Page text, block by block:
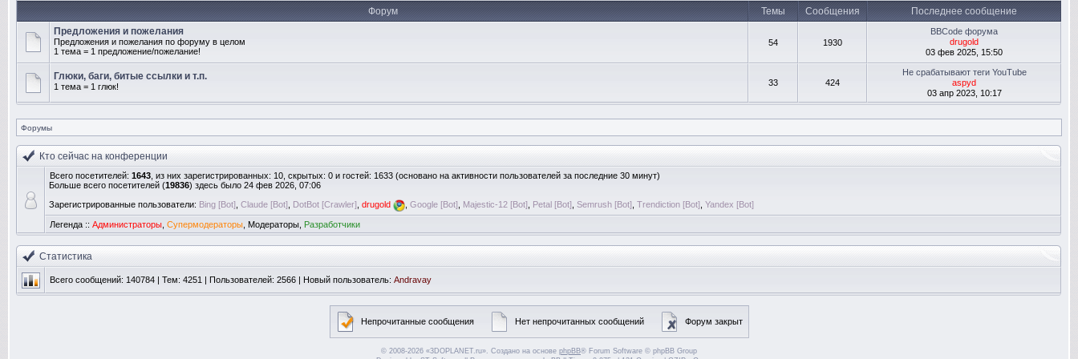
Форум
Темы Сообщения
Последнее сообщение
Предложения и пожелания
Предложения и пожелания по форуму в целом
1 тема = 1 предложение/пожелание!
54 1930
BBCode форума
drugold
03 фев 2025, 15:50
Глюки, баги, битые ссылки и т.п.
1 тема = 1 глюк! 33 424
Не срабатывают теги YouTube
aspyd
03 апр 2023, 10:17
Форумы
Кто сейчас на конференции
Всего посетителей: 1643 , из них зарегистрированных: 10, скрытых: 0 и гостей: 1633 (основано на активности пользователей за последние 30 минут)
Больше всего посетителей (19836) здесь было 24 фев 2026, 07:06
Зарегистрированные пользователи: Bing [Bot] Claude [Bot] DotBot [Crawler] drugold Google [Bot] Majestic-12 [Bot] Petal [Bot] Semrush [Bot] Trendiction [Bot] Yandex [Bot]
Легенда :: Администраторы Супермодераторы Модераторы Разработчики
Статистика
Всего сообщений: 140784 | Тем: 4251 | Пользователей: 2566 | Новый пользователь: Andravay
Непрочитанные сообщения Нет непрочитанных сообщений Форум закрыт
© 2008-2026 «3DOPLANET.ru». Создано на основе phpBB® Forum Software © phpBB Group